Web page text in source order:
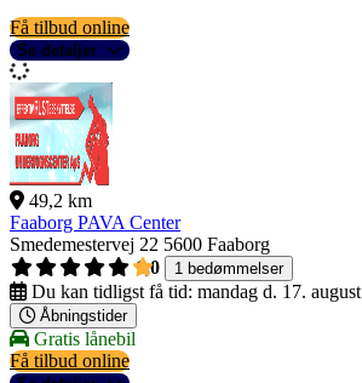
Få tilbud online
Se detaljer
49,2 km
Faaborg PAVA Center
Smedemestervej 22 5600 Faaborg
1,0
1 bedømmelser
Du kan tidligst få tid: mandag d. 17. august
Åbningstider
Gratis lånebil
Få tilbud online